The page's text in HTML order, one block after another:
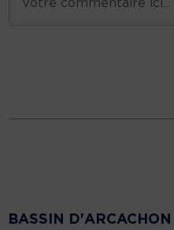
BASSIN D'ARCACHON